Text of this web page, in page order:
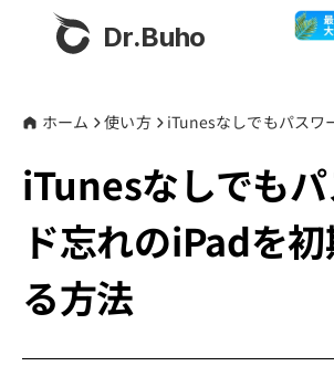
Dr.Buho
製品
BuhoCleaner
BuhoRepair
ストア
ホーム 使い方
iTunesなしでも
ド忘れのiPadを
る方法